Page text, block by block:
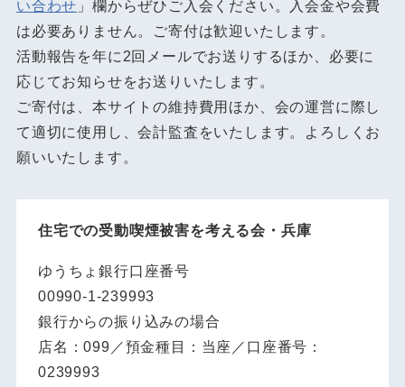
い合わせ 」欄からぜひご入会ください。入会金や会費
は必要ありません。ご寄付は歓迎いたします。
活動報告を年に2回メールでお送りするほか、必要に
応じてお知らせをお送りいたします。
ご寄付は、本サイトの維持費用ほか、会の運営に際し
て適切に使用し、会計監査をいたします。よろしくお
願いいたします。
住宅での受動喫煙被害を考える会・兵庫
ゆうちょ銀行口座番号
00990-1-239993
銀行からの振り込みの場合
店名：099／預金種目：当座／口座番号：
0239993